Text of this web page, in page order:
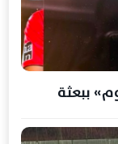
ببعثة